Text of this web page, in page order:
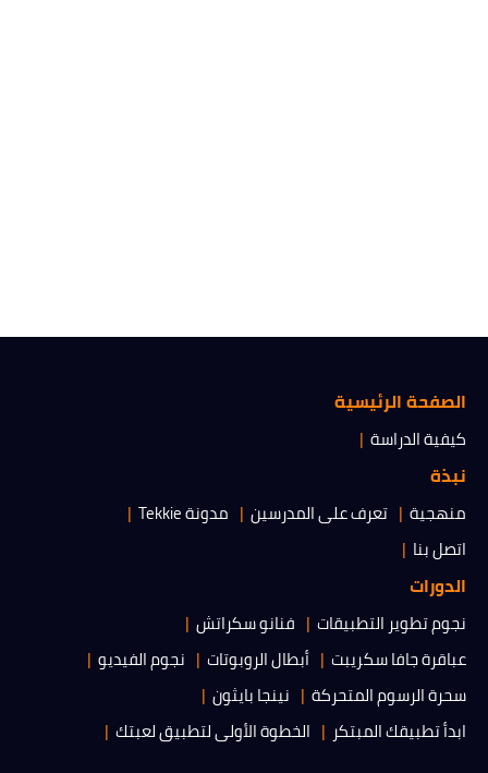
الصفحة الرئيسية
كيفية الدراسة
نبذة
منهجية تعرف على المدرسين
مدونة Tekkie
اتصل بنا
الدورات
نجوم تطوير التطبيقات
فنانو سكراتش
عباقرة جافا سكريبت
أبطال الروبوتات
نجوم الفيديو
سحرة الرسوم المتحركة
نينجا بايثون
ابدأ تطبيقك المبتكر
الخطوة الأولى لتطبيق لعبتك